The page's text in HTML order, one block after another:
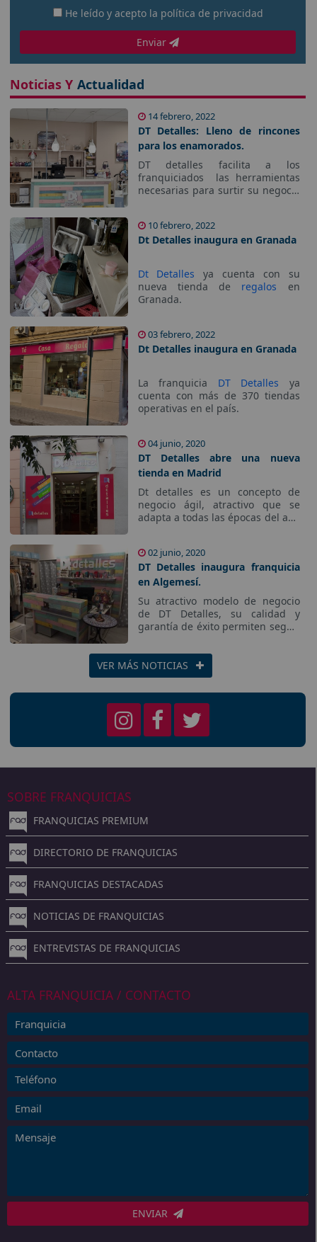
He leído y acepto la política de privacidad
Enviar
Noticias Y Actualidad
14 febrero, 2022
DT Detalles: Lleno de rincones
para los enamorados.
DT detalles facilita a los
franquiciados las herramientas
necesarias para surtir su negocio
surtido de productos listos para
cada celebración.
10 febrero, 2022
Dt Detalles inaugura en Granada
Dt Detalles ya cuenta con su
nueva tienda de regalos en
Granada.
03 febrero, 2022
Dt Detalles inaugura en Granada
La franquicia DT Detalles ya
cuenta con más de 370 tiendas
operativas en el país.
04 junio, 2020
DT Detalles abre una nueva
tienda en Madrid
Dt detalles es un concepto de
negocio ágil, atractivo que se
adapta a todas las épocas del año
02 junio, 2020
DT Detalles inaugura franquicia
en Algemesí.
Su atractivo modelo de negocio
de DT Detalles, su calidad y
garantía de éxito permiten seguir
pueblos y ciudades de España y
Portugal.
VER MÁS NOTICIAS
SOBRE FRANQUICIAS
FRANQUICIAS PREMIUM
DIRECTORIO DE FRANQUICIAS
FRANQUICIAS DESTACADAS
NOTICIAS DE FRANQUICIAS
ENTREVISTAS DE FRANQUICIAS
ALTA FRANQUICIA / CONTACTO
ENVIAR